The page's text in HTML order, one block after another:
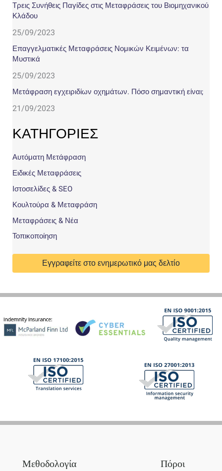
Τρεις Συνήθεις Παγίδες στις Μεταφράσεις του Βιομηχανικού
Κλάδου
25/09/2023
Επαγγελματικές Μεταφράσεις Νομικών Κειμένων: τα
Μυστικά
25/09/2023
Μετάφραση εγχειριδίων οχημάτων. Πόσο σημαντική είναι;
21/09/2023
ΚΑΤΗΓΟΡΙΕΣ
Αυτόματη Μετάφραση
Ειδικές Μεταφράσεις
Ιστοσελίδες & SEO
Κουλτούρα & Μεταφράση
Μεταφράσεις & Νέα
Τοπικοποίηση
Εγγραφείτε στο ενημερωτικό μας δελτίο
Μεθοδολογία Πόροι